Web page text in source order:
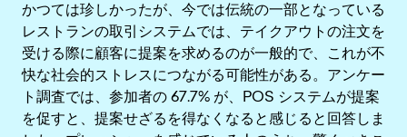
かつては珍しかったが、今では伝統の一部となっている
レストランの取引システムでは、テイクアウトの注文を
受ける際に顧客に提案を求めるのが一般的で、これが不
快な社会的ストレスにつながる可能性がある。アンケー
ト調査では、参加者の 67.7% が、POS システムが提案
を促すと、提案せざるを得なくなると感じると回答しま